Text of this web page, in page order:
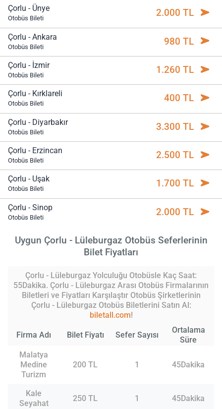
Çorlu - Ünye
Otobüs Bileti 2.000 TL
Çorlu - Ankara
Otobüs Bileti 980 TL
Çorlu - İzmir
Otobüs Bileti 1.260 TL
Çorlu - Kırklareli
Otobüs Bileti 400 TL
Çorlu - Diyarbakır
Otobüs Bileti 3.300 TL
Çorlu - Erzincan
Otobüs Bileti 2.500 TL
Çorlu - Uşak
Otobüs Bileti 1.700 TL
Çorlu - Sinop
Otobüs Bileti 2.000 TL
Uygun Çorlu - Lüleburgaz Otobüs Seferlerinin
Bilet Fiyatları
Çorlu - Lüleburgaz Yolculuğu Otobüsle Kaç Saat:
55Dakika. Çorlu - Lüleburgaz Arası Otobüs Firmalarının
Biletleri ve Fiyatları Karşılaştır Otobüs Şirketlerinin
Çorlu - Lüleburgaz Otobüs Biletlerini Satın Al:
biletall.com!
Firma Adı Bilet Fiyatı Sefer Sayısı
Ortalama
Süre
Malatya
Medine
Turizm
200 TL 1 45Dakika
Kale
Seyahat
250 TL 1 45Dakika